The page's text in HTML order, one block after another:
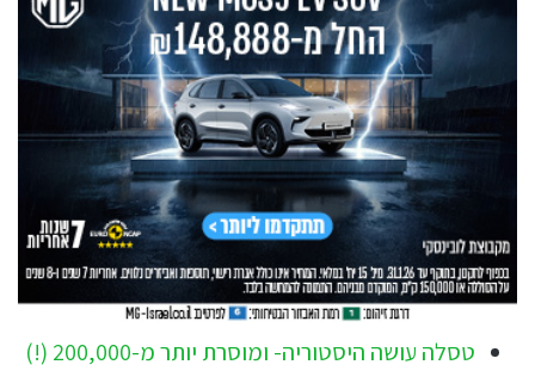
טסלה עושה היסטוריה- ומוסרת יותר מ-200,000 (!)